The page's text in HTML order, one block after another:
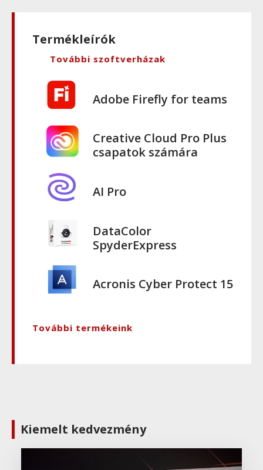
Termékleírók
További szoftverházak
Adobe Firefly for teams
Creative Cloud Pro Plus
csapatok számára
AI Pro
DataColor
SpyderExpress
Acronis Cyber Protect 15
További termékeink
Kiemelt kedvezmény